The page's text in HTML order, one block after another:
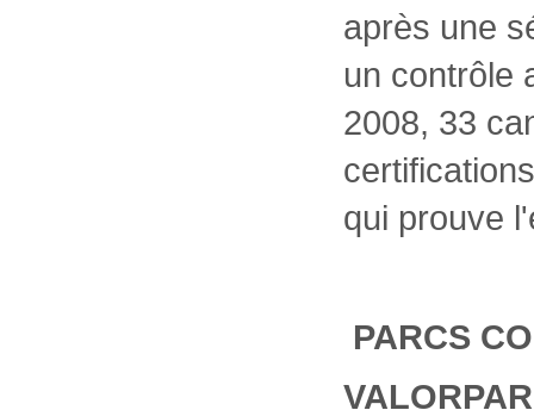
après une
un contrôle
2008, 33
qui prouve
PARCS